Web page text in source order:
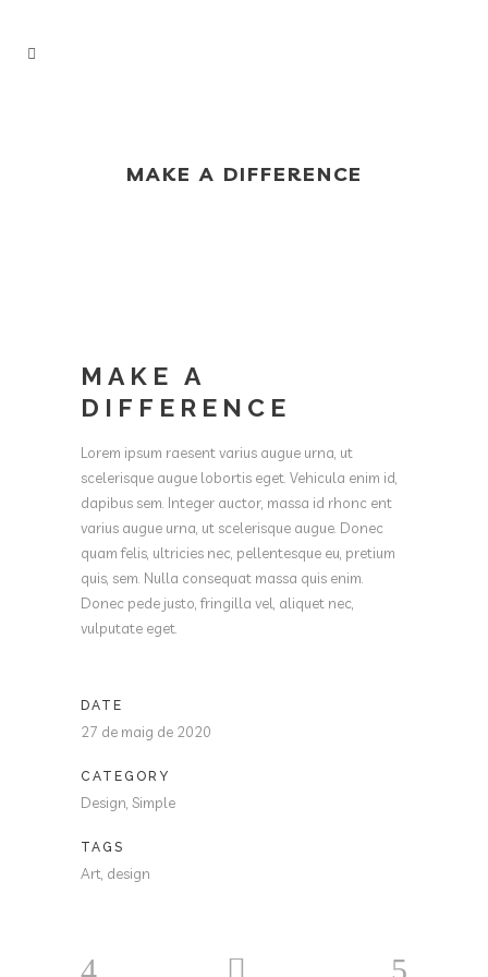
MAKE A DIFFERENCE
MAKE A
DIFFERENCE
Lorem ipsum raesent varius augue urna, ut
scelerisque augue lobortis eget. Vehicula enim id,
dapibus sem. Integer auctor, massa id rhonc ent
varius augue urna, ut scelerisque augue. Donec
quam felis, ultricies nec, pellentesque eu, pretium
quis, sem. Nulla consequat massa quis enim.
Donec pede justo, fringilla vel, aliquet nec,
vulputate eget.
DATE
27 de maig de 2020
CATEGORY
Design, Simple
TAGS
Art, design